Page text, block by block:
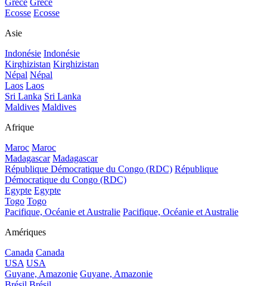
Grèce Grèce
Ecosse Ecosse
Asie
Indonésie Indonésie
Kirghizistan Kirghizistan
Népal Népal
Laos Laos
Sri Lanka Sri Lanka
Maldives Maldives
Afrique
Maroc Maroc
Madagascar Madagascar
République Démocratique du Congo (RDC) République
Démocratique du Congo (RDC)
Egypte Egypte
Togo Togo
Pacifique, Océanie et Australie Pacifique, Océanie et Australie
Amériques
Canada Canada
USA USA
Guyane, Amazonie Guyane, Amazonie